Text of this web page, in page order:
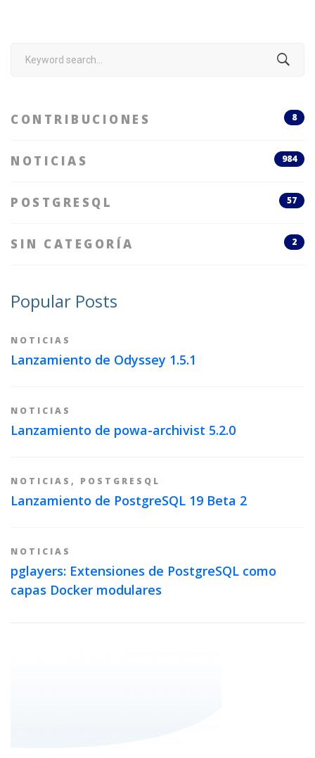
Search
CONTRIBUCIONES 8
NOTICIAS 984
POSTGRESQL 57
SIN CATEGORÍA 2
Popular Posts
NOTICIAS
Lanzamiento de Odyssey 1.5.1
NOTICIAS
Lanzamiento de powa-archivist 5.2.0
NOTICIAS , POSTGRESQL
Lanzamiento de PostgreSQL 19 Beta 2
NOTICIAS
pglayers: Extensiones de PostgreSQL como
capas Docker modulares